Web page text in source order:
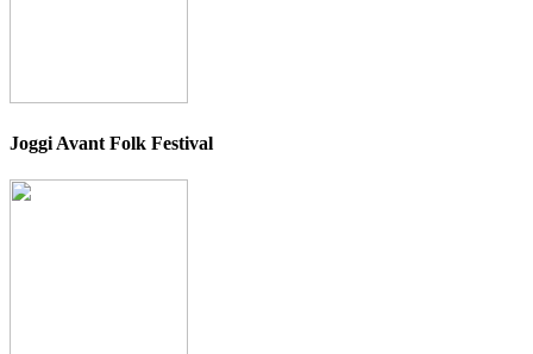
Joggi Avant Folk Festival